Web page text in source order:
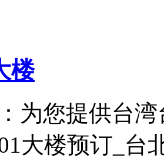
楼
为您提供台
大楼预订_台